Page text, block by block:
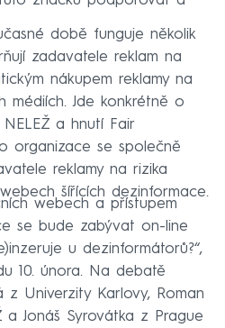
době funguje několik
zadavatele reklam na
nákupem reklamy na
médiích. Jde konkrétně o
a hnutí Fair
organizace se společně
reklamy na rizika
šířících dezinformace.
webech a přístupem
se bude zabývat on-line
u dezinformátorů?“,
10. února. Na debatě
z Univerzity Karlovy, Roman
a Jonáš Syrovátka z Prague